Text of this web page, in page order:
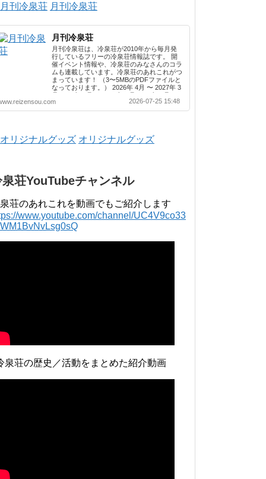
月刊冷泉荘
月刊冷泉荘
月刊冷泉荘は、冷泉荘が2010年から毎月発
行しているフリーの冷泉荘情報誌です。 開
催イベント情報や、冷泉荘のみなさんのコラ
ムも連載しています。冷泉荘のあれこれがつ
まっています！ （3〜5MBのPDFファイルと
なっております。） 2026年 4月 〜 2027年 3
月 2025年 4月 〜 2026年 3月 2024年 4月 〜
2025年 3月 2023年 4月 〜 2024年 3月 2022
年 4月 〜 2023年 3月 2021年 4月 〜 2022年
年 4月 〜 2018年 3月 2016年 4月 〜 2017年
3月 2015年 4月 〜 2016年 3月 2014年 4月 〜
2026-07-25 15:48
オリジナルグッズ
泉荘YouTubeチャンネル
荘のあれこれを動画でもご紹介します
www.youtube.com/channel/UC4V9co33
泉荘の歴史／活動をまとめた紹介動画